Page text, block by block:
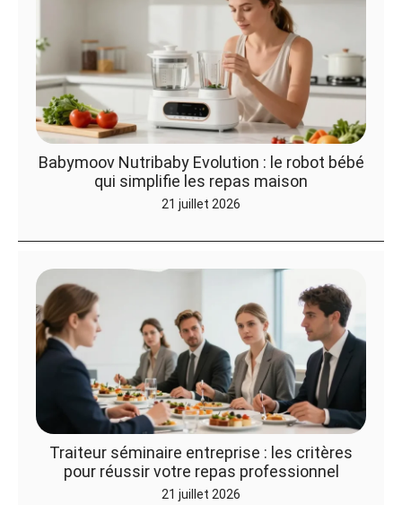
Babymoov Nutribaby Evolution : le robot bébé
qui simplifie les repas maison
21 juillet 2026
Traiteur séminaire entreprise : les critères
pour réussir votre repas professionnel
21 juillet 2026